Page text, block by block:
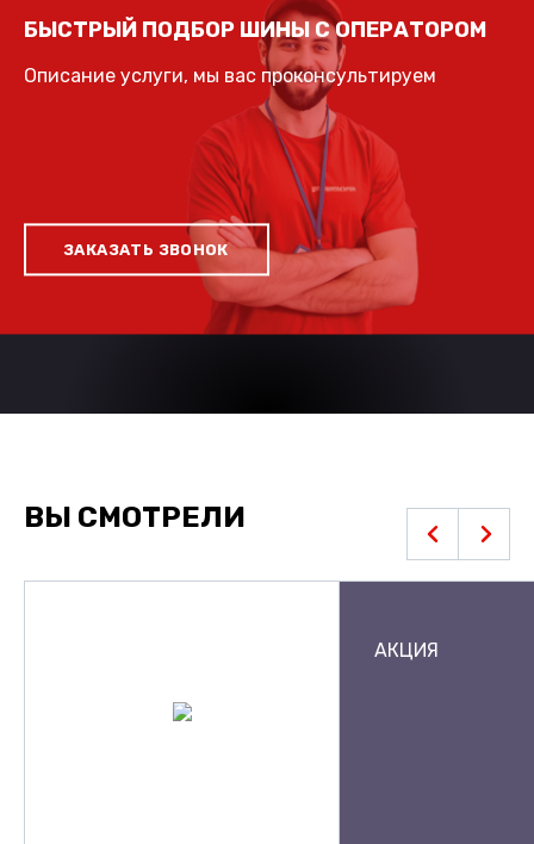
БЫСТРЫЙ ПОДБОР ШИНЫ С ОПЕРАТОРОМ
Описание услуги, мы вас проконсультируем
ЗАКАЗАТЬ ЗВОНОК
ВЫ СМОТРЕЛИ
АКЦИЯ